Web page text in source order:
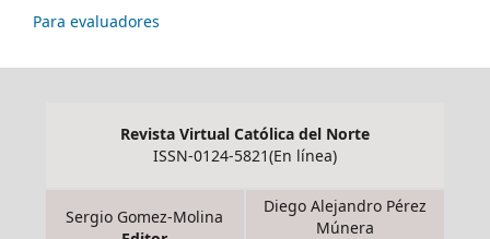
Para evaluadores
Revista Virtual Católica del Norte
ISSN-0124-5821(En línea)
Sergio Gomez-Molina
Diego Alejandro Pérez
Múnera